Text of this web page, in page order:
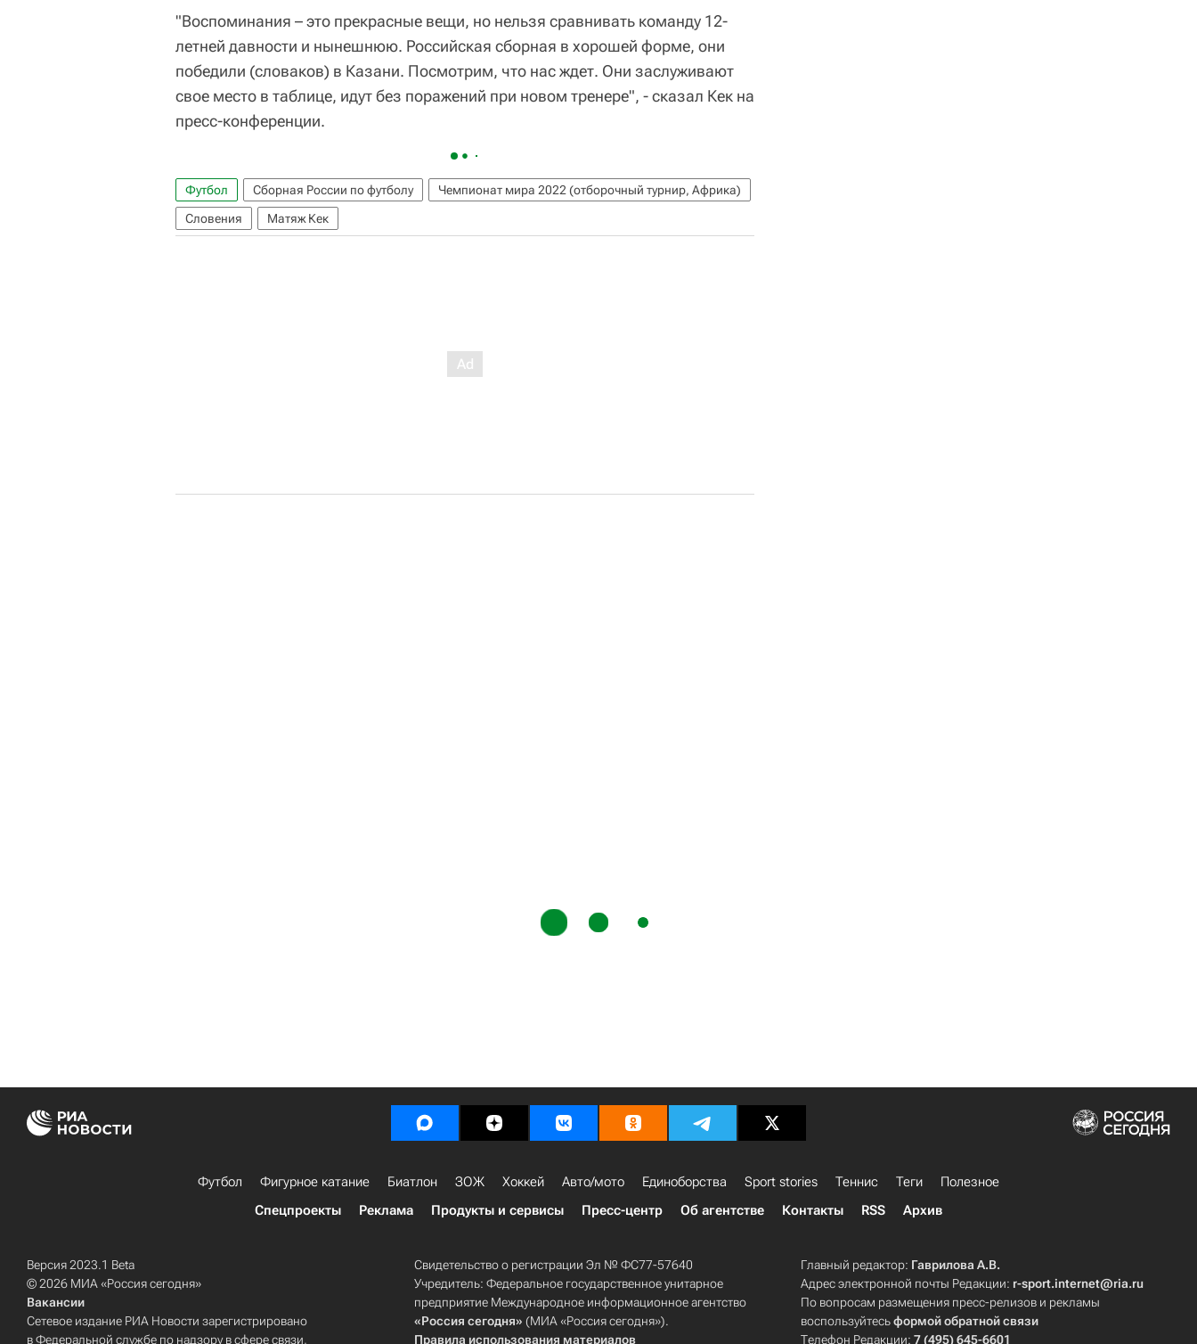
"Воспоминания – это прекрасные вещи, но нельзя сравнивать команду 12-
летней давности и нынешнюю. Российская сборная в хорошей форме, они
победили (словаков) в Казани. Посмотрим, что нас ждет. Они заслуживают
свое место в таблице, идут без поражений при новом тренере", - сказал Кек на
пресс-конференции.
Футбол Сборная России по футболу
Чемпионат мира 2022 (отборочный турнир, Африка)
Словения
Матяж Кек
Футбол Фигурное катание Биатлон ЗОЖ Хоккей Авто/мото Единоборства Sport stories Теннис Теги
Полезное
Спецпроекты
Реклама Продукты и сервисы Пресс-центр Об агентстве Контакты RSS Архив
Версия 2023.1 Beta
© 2026 МИА «Россия сегодня»
Вакансии
Сетевое издание РИА Новости зарегистрировано
в Федеральной службе по надзору в сфере связи,
Свидетельство о регистрации Эл № ФС77-57640
Учредитель: Федеральное государственное унитарное
предприятие Международное информационное агентство
«Россия сегодня» (МИА «Россия сегодня»).
Правила использования материалов
Главный редактор: Гаврилова А.В.
Адрес электронной почты Редакции: r-sport.internet@ria.ru
По вопросам размещения пресс-релизов и рекламы
воспользуйтесьформой обратной связи
Телефон Редакции:7 (495) 645-6601